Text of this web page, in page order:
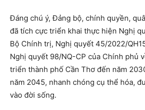
Đáng chú ý, Đảng bộ, chính quyền,
đã tích cực triển khai thực hiện Nghị
Bộ Chính trị, Nghị quyết 45/2022/
Nghị quyết 98/NQ-CP của Chính phủ
triển thành phố Cần Thơ đến năm
năm 2045, nhanh chóng cụ thể hóa,
vào đời sống.